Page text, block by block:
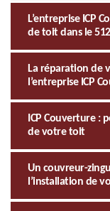
L’entreprise ICP
de toit dans le
La réparation de
l’entreprise ICP
ICP Couverture :
de votre toit
Un couvreur-
l’installation de